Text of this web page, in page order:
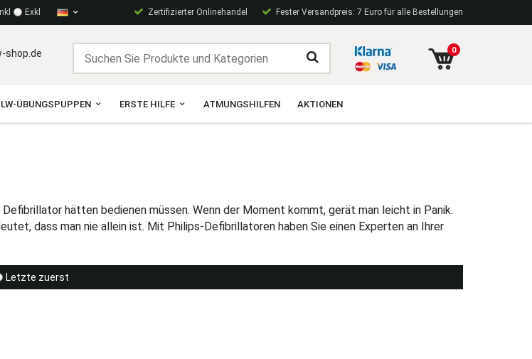
Zertifizierter Onlinehandel Fester Versandpreis: 7 Euro für alle Bestellungen
Inkl Exkl
0
shop.de
ÜBUNGSPUPPEN ERSTE HILFE ATMUNGSHILFEN AKTIONEN
hätten bedienen müssen. Wenn der Moment kommt, gerät man leicht in Panik.
dass man nie allein ist. Mit Philips-Defibrillatoren haben Sie einen Experten an Ihrer
Letzte zuerst